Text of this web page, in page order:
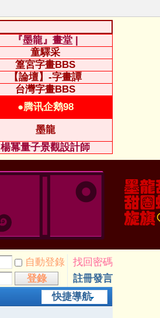
『墨龍』畫堂 |
童驛采
篁宮字畫BBS
【論壇】-字畫譚
台灣字畫BBS
●腾讯企鹅98
墨龍
楊冪量子景觀設計師
自動登錄
找回密碼
登錄
註冊發言
快捷導航